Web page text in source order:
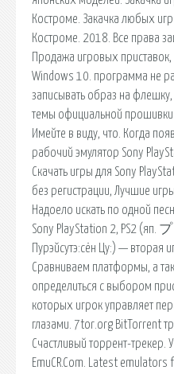
Костроме. Закачка любых
Костроме. 2018. Все права
Продажа игровых
Windows 10. программа не
записывать образ на флешку,
темы официальной
Имейте в виду, что. Когда
рабочий эмулятор Sony
Скачать игры для Sony
без регистрации, Лучшие
Надоело искать по одной
Sony PlayStation 2, PS2
Пурэйсутэ:сён Цу:) — вторая
Сравниваем платформы, а
определиться с выбором
которых игрок управляет
глазами. 7tor.org BitTorrent
Счастливый торрент-трекер.
EmuCR.Com. Latest emulators